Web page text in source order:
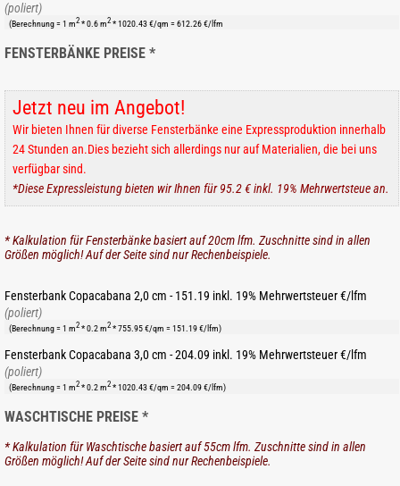
(poliert)
(Berechnung = 1 m2 * 0.6 m2 * 1020.43 €/qm = 612.26 €/lfm
FENSTERBÄNKE PREISE *
Jetzt neu im Angebot!
Wir bieten Ihnen für diverse Fensterbänke eine Expressproduktion innerhalb
24 Stunden an.Dies bezieht sich allerdings nur auf Materialien, die bei uns
verfügbar sind.
*Diese Expressleistung bieten wir Ihnen für 95.2 € inkl. 19% Mehrwertsteue an.
* Kalkulation für Fensterbänke basiert auf 20cm lfm. Zuschnitte sind in allen
Größen möglich! Auf der Seite sind nur Rechenbeispiele.
Fensterbank Copacabana 2,0 cm - 151.19 inkl. 19% Mehrwertsteuer €/lfm
(poliert)
(Berechnung = 1 m2 * 0.2 m2 * 755.95 €/qm = 151.19 €/lfm)
Fensterbank Copacabana 3,0 cm - 204.09 inkl. 19% Mehrwertsteuer €/lfm
(poliert)
(Berechnung = 1 m2 * 0.2 m2 * 1020.43 €/qm = 204.09 €/lfm)
WASCHTISCHE PREISE *
* Kalkulation für Waschtische basiert auf 55cm lfm. Zuschnitte sind in allen
Größen möglich! Auf der Seite sind nur Rechenbeispiele.